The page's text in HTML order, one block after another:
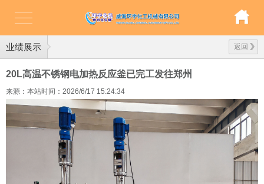
业绩展示 返回
20L高温不锈钢电加热反应釜已完工发往郑州
来源：本站时间：2026/6/17 15:24:34